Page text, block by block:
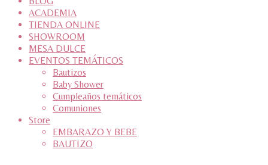
ACADEMIA
TIENDA ONLINE
SHOWROOM
MESA DULCE
EVENTOS TEMÁTICOS
Bautizos
Baby Shower
Cumpleaños temáticos
Comuniones
Store
EMBARAZO Y BEBE
BAUTIZO